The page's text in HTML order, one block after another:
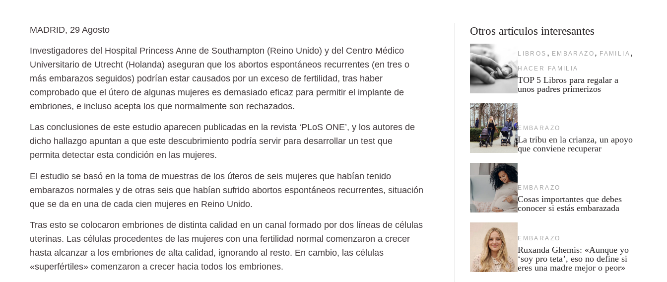
MADRID, 29 Agosto
Investigadores del Hospital Princess Anne de Southampton (Reino Unido) y del Centro Médico
Universitario de Utrecht (Holanda) aseguran que los abortos espontáneos recurrentes (en tres o
más embarazos seguidos) podrían estar causados por un exceso de fertilidad, tras haber
comprobado que el útero de algunas mujeres es demasiado eficaz para permitir el implante de
embriones, e incluso acepta los que normalmente son rechazados.
Las conclusiones de este estudio aparecen publicadas en la revista ‘PLoS ONE’, y los autores de
dicho hallazgo apuntan a que este descubrimiento podría servir para desarrollar un test que
permita detectar esta condición en las mujeres.
El estudio se basó en la toma de muestras de los úteros de seis mujeres que habían tenido
embarazos normales y de otras seis que habían sufrido abortos espontáneos recurrentes, situación
que se da en una de cada cien mujeres en Reino Unido.
Tras esto se colocaron embriones de distinta calidad en un canal formado por dos líneas de células
uterinas. Las células procedentes de las mujeres con una fertilidad normal comenzaron a crecer
hasta alcanzar a los embriones de alta calidad, ignorando al resto. En cambio, las células
«superfértiles» comenzaron a crecer hacia todos los embriones.
Otros artículos interesantes
LIBROS , EMBARAZO , FAMILIA ,
HACER FAMILIA
TOP 5 Libros para regalar a
unos padres primerizos
EMBARAZO
La tribu en la crianza, un apoyo
que conviene recuperar
EMBARAZO
Cosas importantes que debes
conocer si estás embarazada
EMBARAZO
Ruxanda Ghemis: «Aunque yo
‘soy pro teta’, eso no define si
eres una madre mejor o peor»